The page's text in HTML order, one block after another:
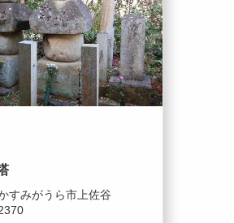
すみがうら市上佐谷